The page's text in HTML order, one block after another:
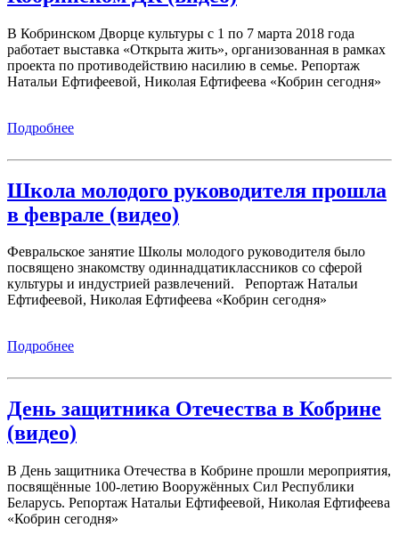
В Кобринском Дворце культуры с 1 по 7 марта 2018 года
работает выставка «Открыта жить», организованная в рамках
проекта по противодействию насилию в семье. Репортаж
Натальи Ефтифеевой, Николая Ефтифеева «Кобрин сегодня»
Подробнее
Школа молодого руководителя прошла
в феврале (видео)
Февральское занятие Школы молодого руководителя было
посвящено знакомству одиннадцатиклассников со сферой
культуры и индустрией развлечений. Репортаж Натальи
Ефтифеевой, Николая Ефтифеева «Кобрин сегодня»
Подробнее
День защитника Отечества в Кобрине
(видео)
В День защитника Отечества в Кобрине прошли мероприятия,
посвящённые 100-летию Вооружённых Сил Республики
Беларусь. Репортаж Натальи Ефтифеевой, Николая Ефтифеева
«Кобрин сегодня»